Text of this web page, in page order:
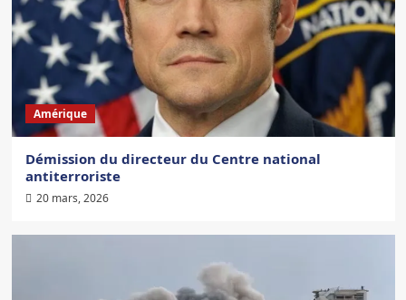
Amérique
Démission du directeur du Centre national
antiterroriste
20 mars, 2026